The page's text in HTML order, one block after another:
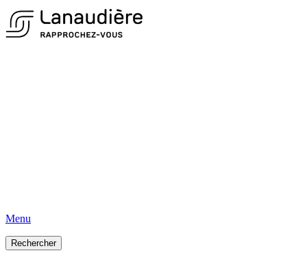
Menu
Rechercher